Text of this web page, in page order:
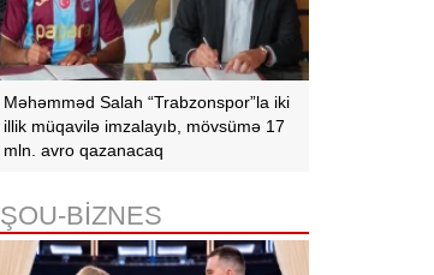
Məhəmməd Salah “Trabzonspor”la iki
illik müqavilə imzalayıb, mövsümə 17
mln. avro qazanacaq
ŞOU-BİZNES